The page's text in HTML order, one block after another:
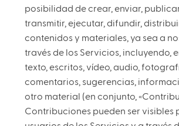
posibilidad de crear, enviar,
transmitir, ejecutar, difundir,
contenidos y materiales, ya sea a
través de los Servicios, incluyendo,
texto, escritos, vídeo, audio,
comentarios, sugerencias,
otro material (en conjunto,
Contribuciones pueden ser visibles